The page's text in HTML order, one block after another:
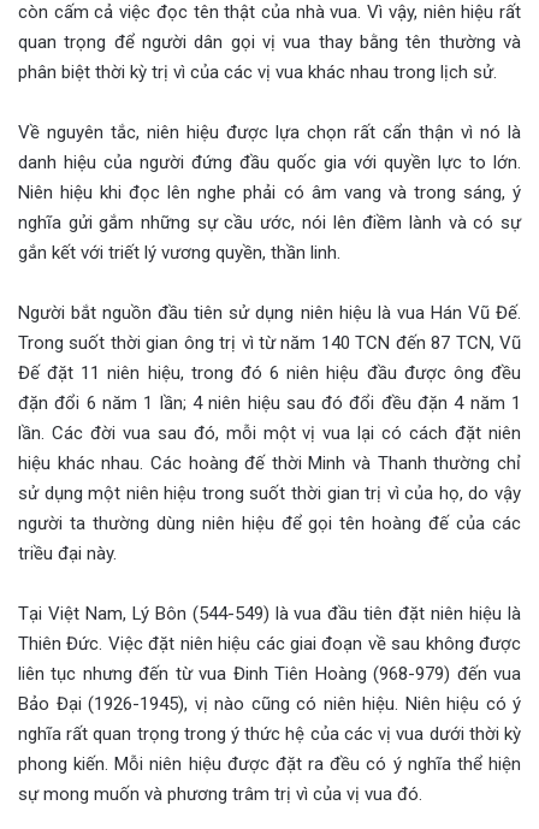
còn cấm cả việc đọc tên thật của nhà vua. Vì vậy, niên hiệu rất
quan trọng để người dân gọi vị vua thay bằng tên thường và
phân biệt thời kỳ trị vì của các vị vua khác nhau trong lịch sử.
Về nguyên tắc, niên hiệu được lựa chọn rất cẩn thận vì nó là
danh hiệu của người đứng đầu quốc gia với quyền lực to lớn.
Niên hiệu khi đọc lên nghe phải có âm vang và trong sáng, ý
nghĩa gửi gắm những sự cầu ước, nói lên điềm lành và có sự
gắn kết với triết lý vương quyền, thần linh.
Người bắt nguồn đầu tiên sử dụng niên hiệu là vua Hán Vũ Đế.
Trong suốt thời gian ông trị vì từ năm 140 TCN đến 87 TCN, Vũ
Đế đặt 11 niên hiệu, trong đó 6 niên hiệu đầu được ông đều
đặn đổi 6 năm 1 lần; 4 niên hiệu sau đó đổi đều đặn 4 năm 1
lần. Các đời vua sau đó, mỗi một vị vua lại có cách đặt niên
hiệu khác nhau. Các hoàng đế thời Minh và Thanh thường chỉ
sử dụng một niên hiệu trong suốt thời gian trị vì của họ, do vậy
người ta thường dùng niên hiệu để gọi tên hoàng đế của các
triều đại này.
Tại Việt Nam, Lý Bôn (544-549) là vua đầu tiên đặt niên hiệu là
Thiên Đức. Việc đặt niên hiệu các giai đoạn về sau không được
liên tục nhưng đến từ vua Đinh Tiên Hoàng (968-979) đến vua
Bảo Đại (1926-1945), vị nào cũng có niên hiệu. Niên hiệu có ý
nghĩa rất quan trọng trong ý thức hệ của các vị vua dưới thời kỳ
phong kiến. Mỗi niên hiệu được đặt ra đều có ý nghĩa thể hiện
sự mong muốn và phương trâm trị vì của vị vua đó.